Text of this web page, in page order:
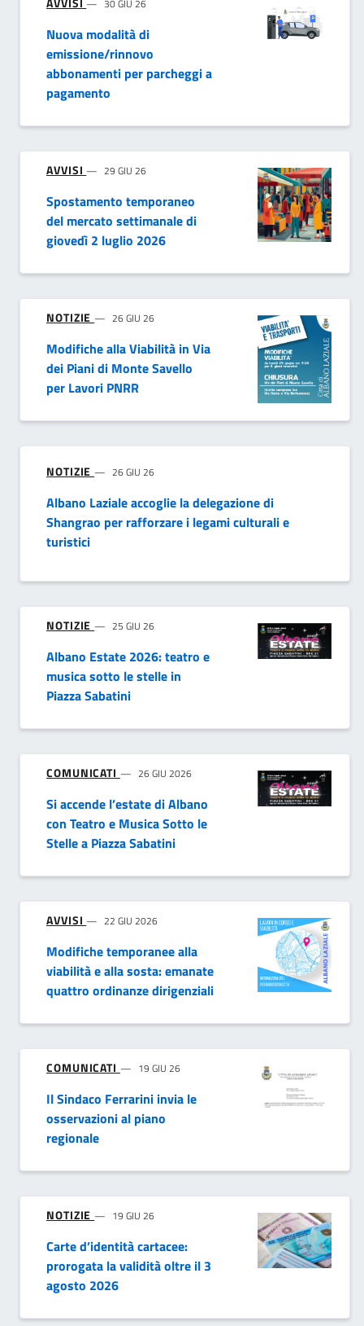
30 GIU 26
Nuova modalità di
emissione/rinnovo
abbonamenti per parcheggi a
pagamento
AVVISI 29 GIU 26
Spostamento temporaneo
del mercato settimanale di
giovedì 2 luglio 2026
NOTIZIE 26 GIU 26
Modifiche alla Viabilità in Via
dei Piani di Monte Savello
per Lavori PNRR
NOTIZIE 26 GIU 26
Albano Laziale accoglie la delegazione di
Shangrao per rafforzare i legami culturali e
turistici
NOTIZIE 25 GIU 26
Albano Estate 2026: teatro e
musica sotto le stelle in
Piazza Sabatini
COMUNICATI 26 GIU 2026
Si accende l’estate di Albano
con Teatro e Musica Sotto le
Stelle a Piazza Sabatini
AVVISI 22 GIU 2026
Modifiche temporanee alla
viabilità e alla sosta: emanate
quattro ordinanze dirigenziali
COMUNICATI 19 GIU 26
Il Sindaco Ferrarini invia le
osservazioni al piano
regionale
NOTIZIE 19 GIU 26
Carte d’identità cartacee:
prorogata la validità oltre il 3
agosto 2026